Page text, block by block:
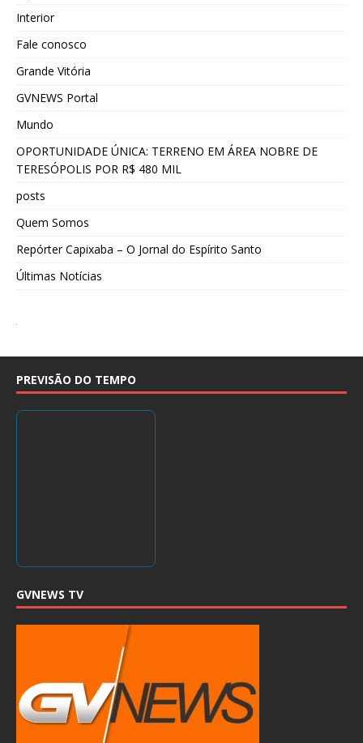
Interior
Fale conosco
Grande Vitória
GVNEWS Portal
Mundo
OPORTUNIDADE ÚNICA: TERRENO EM ÁREA NOBRE DE
TERESÓPOLIS POR R$ 480 MIL
posts
Quem Somos
Repórter Capixaba – O Jornal do Espírito Santo
Últimas Notícias
PREVISÃO DO TEMPO
GVNEWS TV